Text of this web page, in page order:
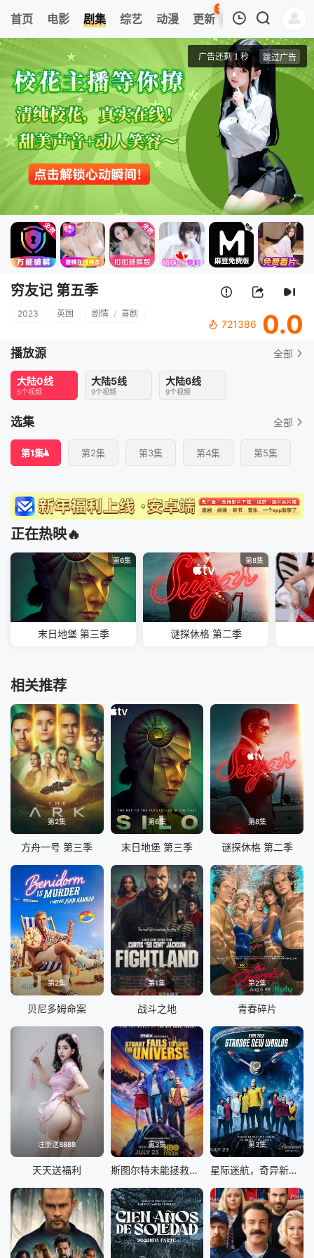
首页 电影 剧集 综艺 动漫 更新
50
热榜 APP
我的观影记录
第1集
穷友记 第五季
清空
穷友记 第五季
2023 英国 剧情 / 喜剧
721386 0.0
播放源 全部
大陆0线
5个视频
大陆5线
9个视频
大陆6线
9个视频
选集 全部
第1集 第2集 第3集 第4集 第5集
正在热映🔥
第6集
末日地堡 第三季
第8集
谜探休格 第二季
相关推荐
第2集
方舟一号 第三季
第6集
末日地堡 第三季
第8集
谜探休格 第二季
第2集
贝尼多姆命案
第1集
战斗之地
第2集
青春碎片
注册送8888
天天送福利
第3集
斯图尔特未能拯救宇宙
第3集
星际迷航，奇异新世界第四季